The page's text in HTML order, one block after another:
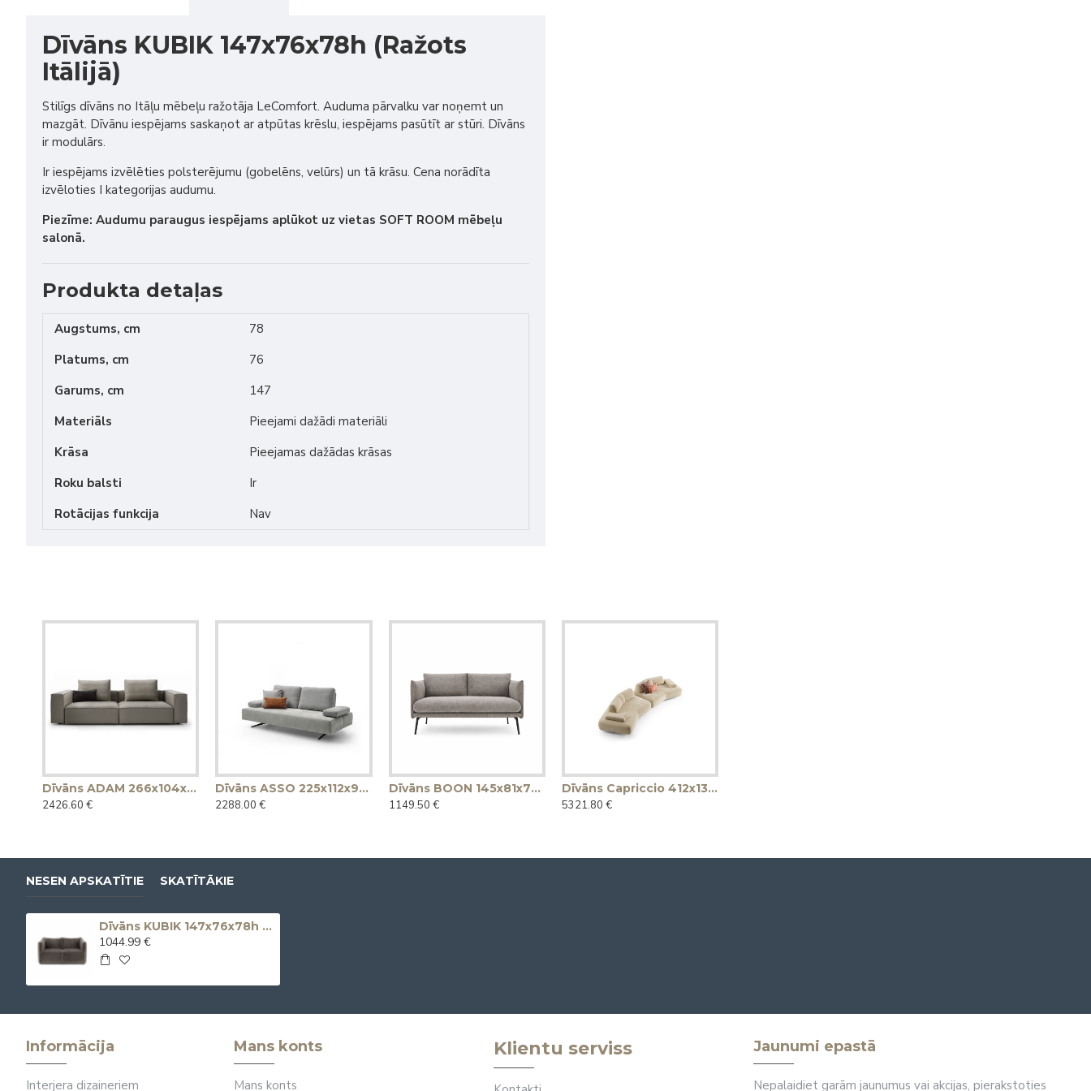
Dīvāns KUBIK 147x76x78h (Ražots
Itālijā)
Stilīgs dīvāns no Itāļu mēbeļu ražotāja LeComfort. Auduma pārvalku var noņemt un
mazgāt. Dīvānu iespējams saskaņot ar atpūtas krēslu, iespējams pasūtīt ar stūri. Dīvāns
ir modulārs.
Ir iespējams izvēlēties polsterējumu (gobelēns, velūrs) un tā krāsu. Cena norādīta
izvēloties I kategorijas audumu.
Piezīme: Audumu paraugus iespējams aplūkot uz vietas SOFT ROOM mēbeļu
salonā.
Produkta detaļas
Augstums, cm
78
Platums, cm
76
Garums, cm
147
Materiāls
Pieejami dažādi materiāli
Krāsa
Pieejamas dažādas krāsas
Roku balsti
Ir
Rotācijas funkcija
Nav
Dīvāns ADAM 266x104x65h (Ražots Itālijā)
2426.60 €
Dīvāns ASSO 225x112x92h (Ražots Itālijā)
2288.00 €
Dīvāns BOON 145x81x78h (Ražots Itālijā)
1149.50 €
Dīvāns Capriccio 412x130x45h (Ražots Itālijā)
5321.80 €
NESEN APSKATĪTIE SKATĪTĀKIE
Dīvāns KUBIK 147x76x78h (Ražots Itālijā)
1044.99 €
Informācija
Interjera dizaineriem
Mans konts
Mans konts
Klientu serviss Jaunumi epastā
Nepalaidiet garām jaunumus vai akcijas, pierakstoties